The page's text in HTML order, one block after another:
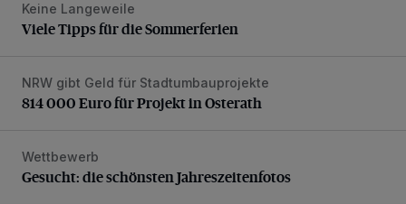
Viele Tipps für die Sommerferien
Keine Langeweile
Viele Tipps für die Sommerferien
814 000 Euro für Projekt in Osterath
NRW gibt Geld für Stadtumbauprojekte
814 000 Euro für Projekt in Osterath
Gesucht: die schönsten Jahreszeitenfotos
Wettbewerb
Gesucht: die schönsten Jahreszeitenfotos